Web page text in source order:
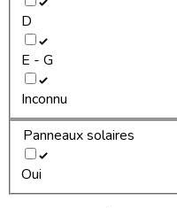
D
E - G
Inconnu
Panneaux solaires
Oui